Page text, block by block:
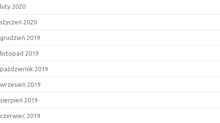
luty 2020
styczeń 2020
grudzień 2019
listopad 2019
październik 2019
wrzesień 2019
sierpień 2019
czerwiec 2019